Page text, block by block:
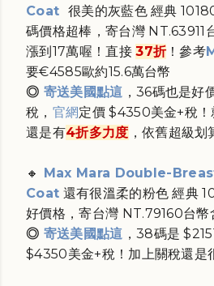
Coat 很美的灰藍色 經典
碼價格超棒，寄台灣 NT.63911
漲到17萬喔！直接37折！參考
要€4585歐約15.6萬台幣
◎ 寄送美國點這 ，36碼也是好
稅 ， 官網定價 $4350美金+稅！
還是有4折多力度 ，依舊超級划
🔸
Max Mara Double-
Coat 還有很溫柔的粉色經典
好價格，寄台灣 NT.79160台幣
◎ 寄送美國點這 ，38碼是
$4350美金+稅！加上關稅還是